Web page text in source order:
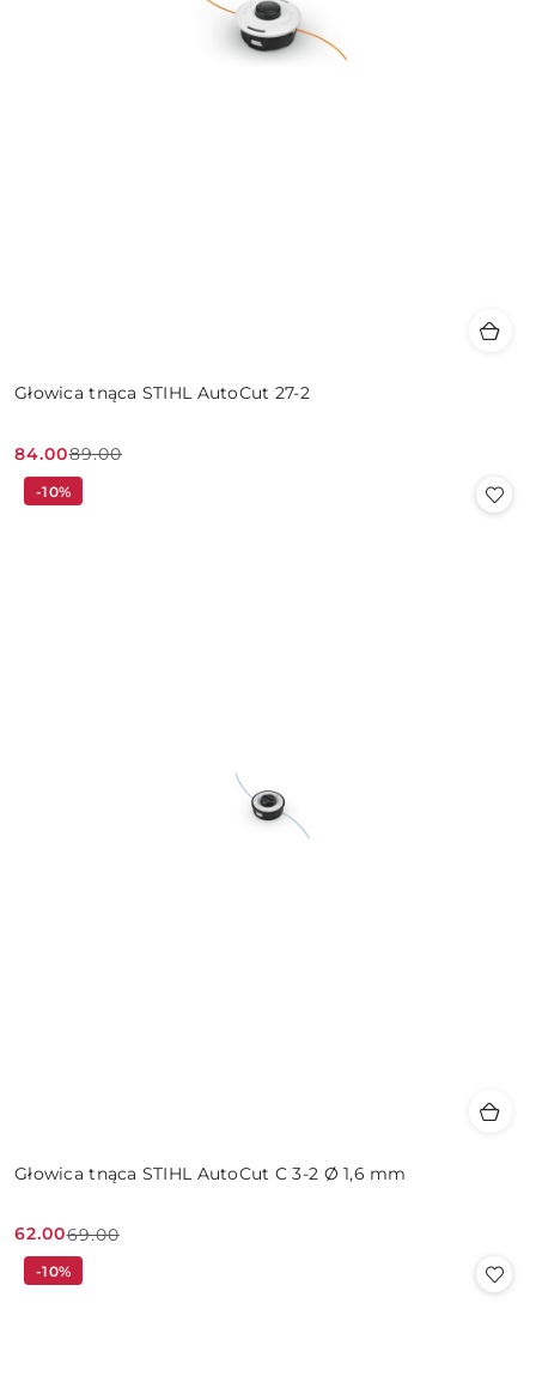
Głowica tnąca STIHL AutoCut 27-2
Cena
promocyjna:
84.00
Cena
przed
89.00
Głowica tnąca STIHL AutoCut C 3-2 Ø 1,6 mm
Cena
promocyjna:
62.00
Cena
przed
69.00
-10%
-10%